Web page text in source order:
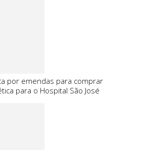
por emendas para comprar
para o Hospital São José